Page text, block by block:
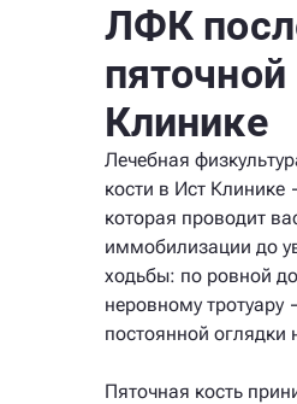
ЛФК
Клинике
Лечебная
кости в Ист
которая проводит
иммобилизации до
ходьбы: по ровной
неровному тротуару
постоянной оглядки
Пяточная кость